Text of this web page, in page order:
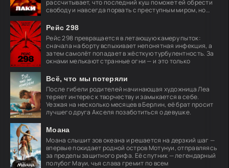
рассчитывает, что последний куш поможет ей обрести
свободу и навсегда порвать с преступным миром, но
Рейс 298
Рейс 298 превращается в летающую камеру пыток:
сначала на борту вспыхивает непонятная инфекция, а
затем самолёт попадает в жёсткую турбулентность. За
окнами мелькают странные огни — и это только
Всё, что мы потеряли
После гибели родителей начинающая художница Леа
теряет интерес к творчеству и замыкается в себе.
Уезжая на несколько месяцев в Берлин, её брат просит
лучшего друга Акселя позаботиться о девушке.
Моана
Моана слышит зов океана и решается на дерзкий шаг —
впервые покидает родной остров Мотунуи, отправляясь
за пределы защитного рифа. Её спутник — легендарный
полубог Мауи, чья слава гремит по всем